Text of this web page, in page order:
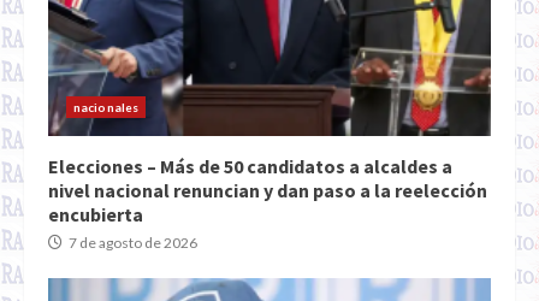
nacionales
Elecciones – Más de 50 candidatos a alcaldes a
nivel nacional renuncian y dan paso a la reelección
encubierta
7 de agosto de 2026